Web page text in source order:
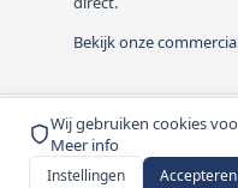
Wij gebruiken cookies
Meer info
Instellingen Accepteren
Bekijk onze
© 1999-2026 Beat-it.nl.
tenzij anders vermeld.